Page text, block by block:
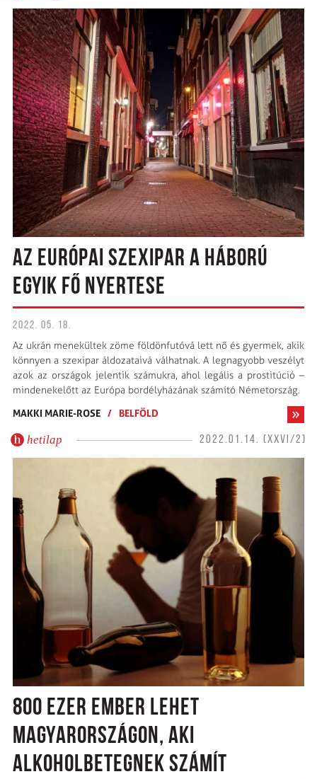
AZ EURÓPAI SZEXIPAR A HÁBORÚ
EGYIK FŐ NYERTESE
2022. 05. 18.
Az ukrán menekültek zöme földönfutóvá lett nő és gyermek, akik
könnyen a szexipar áldoza­taivá válhatnak. A legnagyobb veszélyt
azok az országok jelentik számukra, ahol legális a prostitúció –
mindenekelőtt az Európa bordélyházának számító Németország.
MAKKI MARIE-ROSE / BELFÖLD
hetilap 2022.01.14. (XXVI/2)
800 EZER EMBER LEHET
MAGYARORSZÁGON, AKI
ALKOHOLBETEGNEK SZÁMÍT